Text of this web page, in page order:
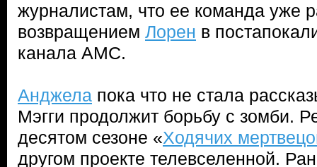
журналистам, что ее команда уже
возвращением Лорен в
канала AMC.
Анджела пока что не стала
Мэгги продолжит борьбу с зомби.
десятом сезоне «Ходячих
другом проекте телевселенной.